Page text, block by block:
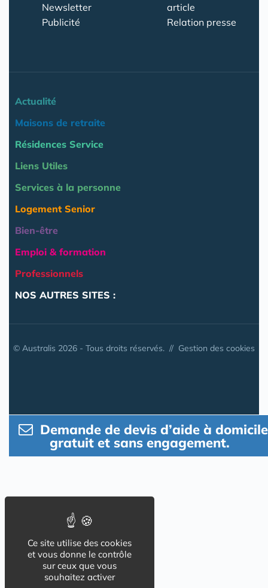
Newsletter
Publicité
article
Relation presse
Actualité
Maisons de retraite
Résidences Service
Liens Utiles
Services à la personne
Logement Senior
Bien-être
Emploi & formation
Professionnels
NOS AUTRES SITES :
© Australis 2026 - Tous droits réservés. // Gestion des cookies
Demande de devis d’aide à domicile
gratuit et sans engagement.
Ce site utilise des cookies
et vous donne le contrôle
sur ceux que vous
souhaitez activer